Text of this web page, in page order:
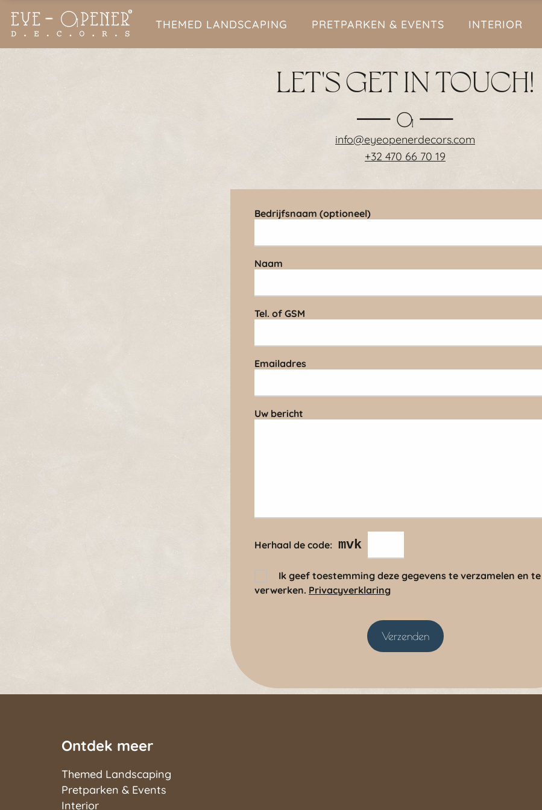
THEMED LANDSCAPING PRETPARKEN & EVENTS INTERIOR
LET'S GET IN TOUCH!
info@eyeopenerdecors.com
+32 470 66 70 19
Bedrijfsnaam (optioneel)
Naam
Tel. of GSM
Emailadres
Uw bericht
Herhaal de code: mvk
Ik geef toestemming deze gegevens te verzamelen en te
verwerken. Privacyverklaring
Ontdek meer
Themed Landscaping
Pretparken & Events
Interior